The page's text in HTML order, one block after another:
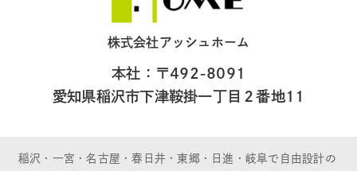
株式会社アッシュホーム
本社：〒492-8091
愛知県稲沢市下津鞍掛一丁目２番地11
稲沢・一宮・名古屋・春日井・東郷・日進・岐阜で自由設計の